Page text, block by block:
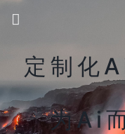
定制化
为Ai